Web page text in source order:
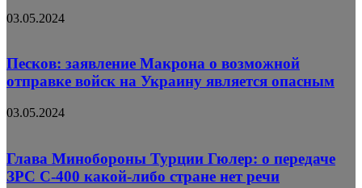
03.05.2024
Песков: заявление Макрона о возможной
отправке войск на Украину является опасным
03.05.2024
Глава Минобороны Турции Гюлер: о передаче
ЗРС С-400 какой-либо стране нет речи